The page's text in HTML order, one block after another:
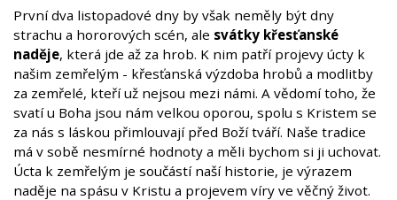
První dva listopadové dny by však neměly být dny
strachu a hororových scén, ale svátky křesťanské
naděje, která jde až za hrob. K nim patří projevy úcty k
našim zemřelým - křesťanská výzdoba hrobů a modlitby
za zemřelé, kteří už nejsou mezi námi. A vědomí toho, že
svatí u Boha jsou nám velkou oporou, spolu s Kristem se
za nás s láskou přimlouvají před Boží tváří. Naše tradice
má v sobě nesmírné hodnoty a měli bychom si ji uchovat.
Úcta k zemřelým je součástí naší historie, je výrazem
naděje na spásu v Kristu a projevem víry ve věčný život.